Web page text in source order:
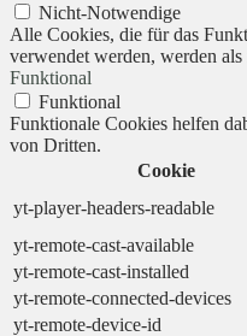
Nicht-Notwendige
Alle Cookies, die für das
verwendet werden, werden
Funktional
Funktional
Funktionale Cookies helfen
von Dritten.
Cookie
yt-player-headers-readable
yt-remote-cast-available
yt-remote-cast-installed
yt-remote-connected-devices
yt-remote-device-id